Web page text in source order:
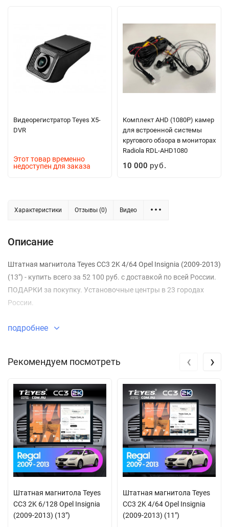
Видеорегистратор Teyes X5-
DVR
Этот товар временно
недоступен для заказа
Комплект AHD (1080P) камер
для встроенной системы
кругового обзора в мониторах
Radiola RDL-AHD1080
10 000 руб.
Характеристики Отзывы (0) Видео
Описание
Штатная магнитола Teyes CC3 2K 4/64 Opel Insignia (2009-2013)
(13") - купить всего за 52 100 руб. с доставкой по всей России.
ПОДАРКИ за покупку. Установочные центры в 23 городах
России.
подробнее
Рекомендуем посмотреть
Штатная магнитола Teyes
CC3 2K 6/128 Opel Insignia
(2009-2013) (13")
Штатная магнитола Teyes
CC3 2K 4/64 Opel Insignia
(2009-2013) (11")
‹ ›